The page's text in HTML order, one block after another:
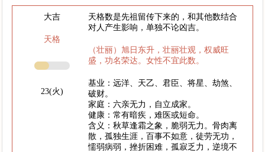
大吉
天格
23(火)
天格数是先祖留传下来的，和其他数结合
对人产生影响，单独不论凶吉。
（壮丽）旭日东升，壮丽壮观，权威旺
盛，功名荣达。女性不宜此数。
基业：远洋、天乙、君臣、将星、劫煞、
破财。
家庭：六亲无力，自立成家。
健康：常有暗疾，难医或短命。
含义：秋草逢霜之象，脆弱无力。骨肉离
散，孤独生涯，百事不如意，徒劳无功，
懦弱病弱，挫折困难，孤寂乏力，逆境不